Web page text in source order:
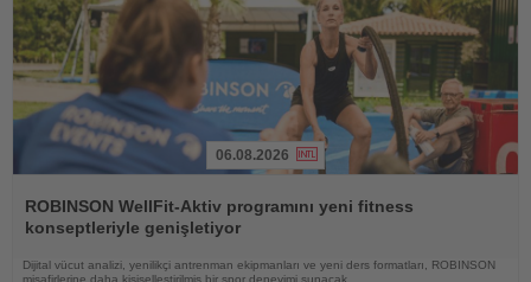
Oku
06.08.2026
ROBINSON WellFit-Aktiv programını yeni fitness
konseptleriyle genişletiyor
Dijital vücut analizi, yenilikçi antrenman ekipmanları ve yeni ders formatları, ROBINSON